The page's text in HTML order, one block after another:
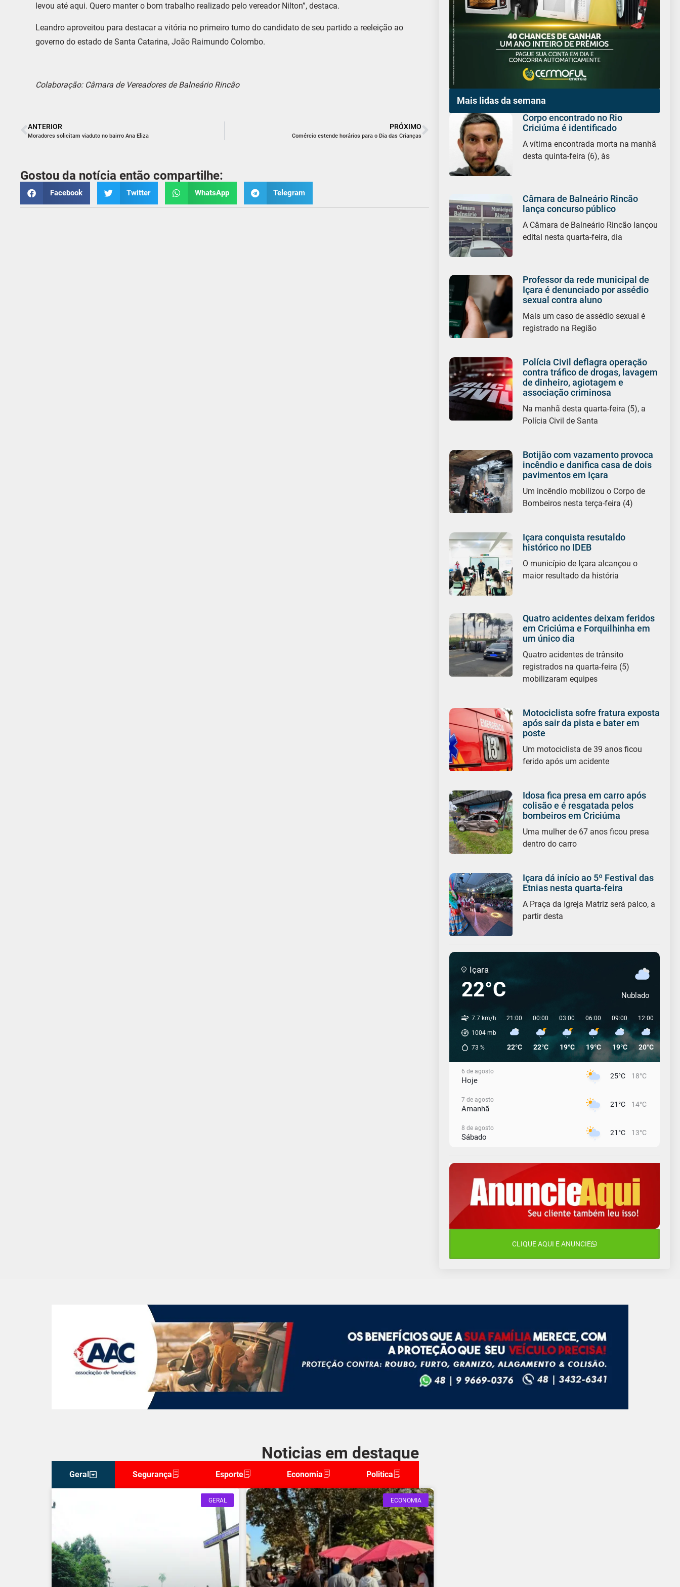
levou até aqui. Quero manter o bom trabalho realizado pelo vereador Nilton”, destaca.
Leandro aproveitou para destacar a vitória no primeiro turno do candidato de seu partido a reeleição ao
governo do estado de Santa Catarina, João Raimundo Colombo.
Colaboração: Câmara de Vereadores de Balneário Rincão
ANTERIOR
Moradores solicitam viaduto no bairro Ana Eliza
PRÓXIMO
Comércio estende horários para o Dia das Crianças
Gostou da notícia então compartilhe:
Facebook Twitter WhatsApp Telegram
Mais lidas da semana
Corpo encontrado no Rio
Criciúma é identificado
A vítima encontrada morta na manhã
desta quinta-feira (6), às
Câmara de Balneário Rincão
lança concurso público
A Câmara de Balneário Rincão lançou
edital nesta quarta-feira, dia
Professor da rede municipal de
Içara é denunciado por assédio
sexual contra aluno
Mais um caso de assédio sexual é
registrado na Região
Polícia Civil deflagra operação
contra tráfico de drogas, lavagem
de dinheiro, agiotagem e
associação criminosa
Na manhã desta quarta-feira (5), a
Polícia Civil de Santa
Botijão com vazamento provoca
incêndio e danifica casa de dois
pavimentos em Içara
Um incêndio mobilizou o Corpo de
Bombeiros nesta terça-feira (4)
Içara conquista resutaldo
histórico no IDEB
O município de Içara alcançou o
maior resultado da história
Quatro acidentes deixam feridos
em Criciúma e Forquilhinha em
um único dia
Quatro acidentes de trânsito
registrados na quarta-feira (5)
mobilizaram equipes
Motociclista sofre fratura exposta
após sair da pista e bater em
poste
Um motociclista de 39 anos ficou
ferido após um acidente
Idosa fica presa em carro após
colisão e é resgatada pelos
bombeiros em Criciúma
Uma mulher de 67 anos ficou presa
dentro do carro
Içara dá início ao 5º Festival das
Etnias nesta quarta-feira
A Praça da Igreja Matriz será palco, a
partir desta
Içara
22°C Nublado
7.7 km/h
1004mb
73 %
21:00
22°C
00:00
22°C
03:00
19°C
06:00
19°C
09:00
19°C
12:00
20°C
6 de agosto
Hoje 25°C 18°C
7 de agosto
Amanhã 21°C 14°C
8 de agosto
Sábado 21°C 13°C
Domingo
10 de agosto
Segunda-Feira
11 de agosto
15°C 10°C
CLIQUE AQUI E ANUNCIE
Noticias em destaque
Geral Segurança Esporte Economia Politica
GERAL ECONOMIA